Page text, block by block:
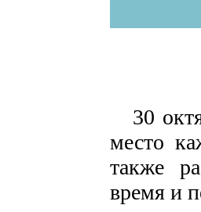
30
место
также
время и